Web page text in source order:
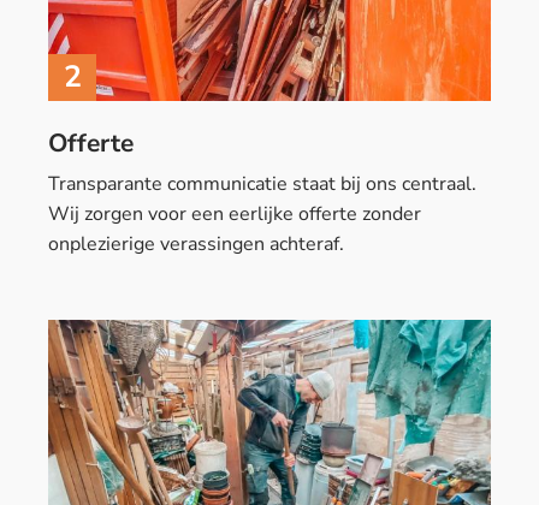
2
Transparante communicatie staat bij ons centraal.
Wij zorgen voor een eerlijke offerte zonder
onplezierige verassingen achteraf.
Offerte